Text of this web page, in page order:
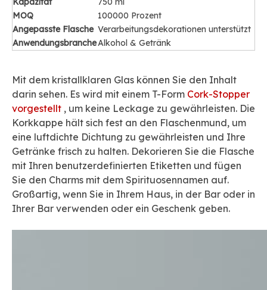
MOQ
100000 Prozent
Angepasste Flasche Verarbeitungsdekorationen unterstützt
AnwendungsbrancheAlkohol & Getränk
Mit dem kristallklaren Glas können Sie den Inhalt
darin sehen. Es wird mit einem T-Form Cork-Stopper
vorgestellt , um keine Leckage zu gewährleisten. Die
Korkkappe hält sich fest an den Flaschenmund, um
eine luftdichte Dichtung zu gewährleisten und Ihre
Getränke frisch zu halten. Dekorieren Sie die Flasche
mit Ihren benutzerdefinierten Etiketten und fügen
Sie den Charms mit dem Spirituosennamen auf.
Großartig, wenn Sie in Ihrem Haus, in der Bar oder in
Ihrer Bar verwenden oder ein Geschenk geben.